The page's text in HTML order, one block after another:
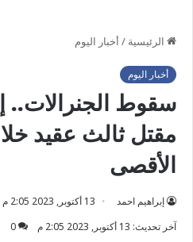
الرئيسية / أخبار اليوم
أخبار اليوم
سقوط الجنرالات..
مقتل ثالث عقيد
الأقصى
إبراهيم احمد
13 أكتوبر, 2023 2:05 م
آخر تحديث: 13 أكتوبر, 2023 2:05 م
0